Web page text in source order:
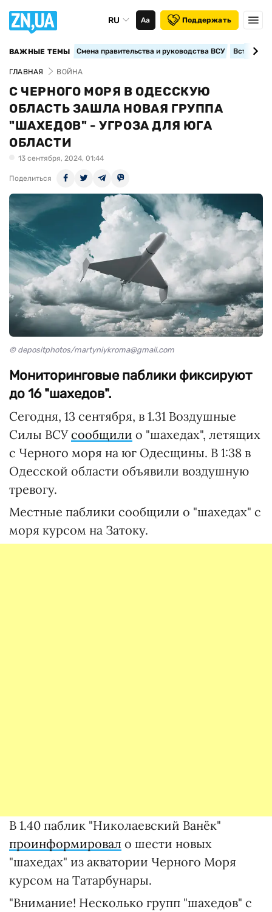
RU Аа Поддержать
ВАЖНЫЕ ТЕМЫ Смена правительства и руководства ВСУ
ГЛАВНАЯ ВОЙНА
С ЧЕРНОГО МОРЯ В ОДЕССКУЮ
ОБЛАСТЬ ЗАШЛА НОВАЯ ГРУППА
"ШАХЕДОВ" - УГРОЗА ДЛЯ ЮГА
ОБЛАСТИ
13 сентября, 2024, 01:44
Поделиться
© depositphotos/martyniykroma@gmail.com
Мониторинговые паблики фиксируют
до 16 "шахедов".
Сегодня, 13 сентября, в 1.31 Воздушные
Силы ВСУсообщили о "шахедах", летящих
с Черного моря на юг Одесщины. В 1:38 в
Одесской области объявили воздушную
тревогу.
Местные паблики сообщили о "шахедах" с
моря курсом на Затоку.
В 1.40 паблик "Николаевский Ванёк"
проинформировал о шести новых
"шахедах" из акватории Черного Моря
курсом на Татарбунары.
"Внимание! Несколько групп "шахедов" с